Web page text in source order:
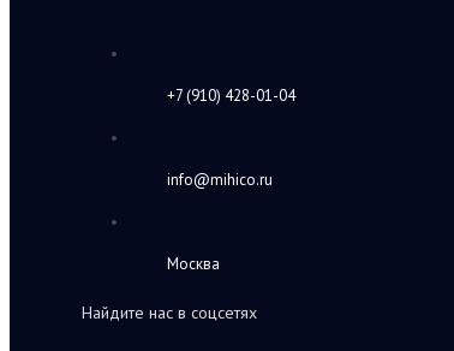
+7 (910) 428-01-04
info@mihico.ru
Москва
Найдите нас в соцсетях